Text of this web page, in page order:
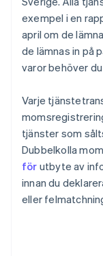
exempel i en
april om de
de lämnas in på
varor behöver
Varje
tjänster som
Dubbelkolla
för utbyte av
innan du
eller